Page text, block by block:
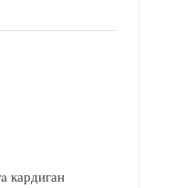
кардиган